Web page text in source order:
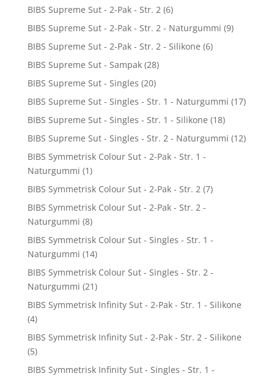
BIBS Supreme Sut - 2-Pak - Str. 2 (6)
BIBS Supreme Sut - 2-Pak - Str. 2 - Naturgummi (9)
BIBS Supreme Sut - 2-Pak - Str. 2 - Silikone (6)
BIBS Supreme Sut - Sampak (28)
BIBS Supreme Sut - Singles (20)
BIBS Supreme Sut - Singles - Str. 1 - Naturgummi (17)
BIBS Supreme Sut - Singles - Str. 1 - Silikone (18)
BIBS Supreme Sut - Singles - Str. 2 - Naturgummi (12)
BIBS Symmetrisk Colour Sut - 2-Pak - Str. 1 -
Naturgummi (1)
BIBS Symmetrisk Colour Sut - 2-Pak - Str. 2 (7)
BIBS Symmetrisk Colour Sut - 2-Pak - Str. 2 -
Naturgummi (8)
BIBS Symmetrisk Colour Sut - Singles - Str. 1 -
Naturgummi (14)
BIBS Symmetrisk Colour Sut - Singles - Str. 2 -
Naturgummi (21)
BIBS Symmetrisk Infinity Sut - 2-Pak - Str. 1 - Silikone
(4)
BIBS Symmetrisk Infinity Sut - 2-Pak - Str. 2 - Silikone
(5)
BIBS Symmetrisk Infinity Sut - Singles - Str. 1 -